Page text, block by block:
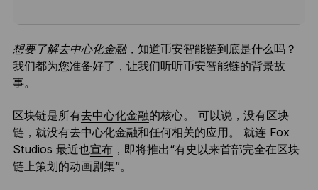
想要了解去中心化金融， 知道币安智能链到底是什么吗？
我们都为您准备好了，让我们听听币安智能链的背景故
事。
区块链是所有去中心化金融的核心。 可以说，没有区块
链，就没有去中心化金融和任何相关的应用。 就连 Fox
Studios 最近也宣布，即将推出“有史以来首部完全在区块
链上策划的动画剧集”。